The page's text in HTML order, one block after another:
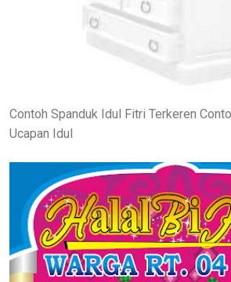
Contoh Spanduk Idul Fitri Terkeren
Ucapan Idul